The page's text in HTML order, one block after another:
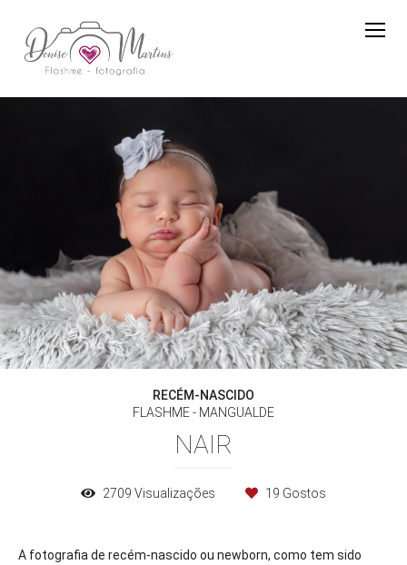
RECÉM-NASCIDO
FLASHME - MANGUALDE
NAIR
2709 Visualizações 19 Gostos
A fotografia de recém-nascido ou newborn, como tem sido